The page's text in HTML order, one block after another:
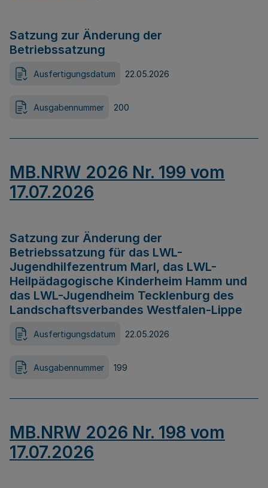
Satzung zur Änderung der
Betriebssatzung
Ausfertigungsdatum 22.05.2026
Ausgabennummer 200
MB.NRW 2026 Nr. 199 vom
17.07.2026
Satzung zur Änderung der
Betriebssatzung für das LWL-
Jugendhilfezentrum Marl, das LWL-
Heilpädagogische Kinderheim Hamm und
das LWL-Jugendheim Tecklenburg des
Landschaftsverbandes Westfalen-Lippe
Ausfertigungsdatum 22.05.2026
Ausgabennummer 199
MB.NRW 2026 Nr. 198 vom
17.07.2026